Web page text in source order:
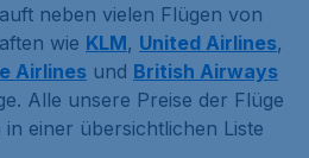
neben vielen Flügen von
wie KLM, United Airlines,
Airlines und British Airways
Alle unsere Preise der Flüge
einer übersichtlichen Liste